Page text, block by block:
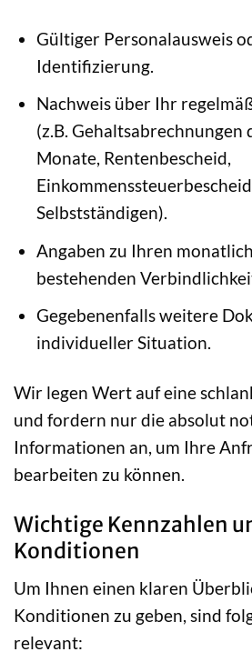
Gültiger Personalausweis
Identifizierung.
Nachweis über Ihr
(z.B. Gehaltsabrechnungen
Monate, Rentenbescheid,
Selbstständigen).
Angaben zu Ihren
bestehenden
Gegebenenfalls weitere
individueller Situation.
Wir legen Wert auf eine
und fordern nur die absolut
Informationen an, um Ihre
bearbeiten zu können.
Wichtige Kennzahlen
Konditionen
Um Ihnen einen klaren
Konditionen zu geben, sind
relevant: